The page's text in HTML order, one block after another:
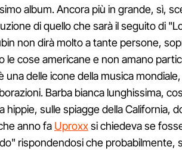
album. Ancora più in grande, sì,
di quello che sarà il seguito di
non dirà molto a tante persone,
le cose americane e non amano
una delle icone della musica
Barba bianca lunghissima,
hippie, sulle spiagge della California,
anno fa Uproxxsi chiedeva se
rispondendosi che probabilmente,